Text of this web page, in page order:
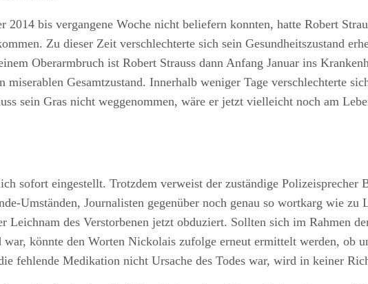
bis vergangene Woche nicht beliefern konnten, hatte Robert
Zu dieser Zeit verschlechterte sich sein Gesundheitszustand
Oberarmbruch ist Robert Strauss dann Anfang Januar ins
Gesamtzustand. Innerhalb weniger Tage verschlechterte
sein Gras nicht weggenommen, wäre er jetzt vielleicht noch am
sofort eingestellt. Trotzdem verweist der zuständige Polizeisprecher
Umständen, Journalisten gegenüber noch genau so wortkarg wie zu
Leichnam des Verstorbenen jetzt obduziert. Sollten sich im Rahmen
könnte den Worten Nickolais zufolge erneut ermittelt werden, ob
fehlende Medikation nicht Ursache des Todes war, wird in keiner